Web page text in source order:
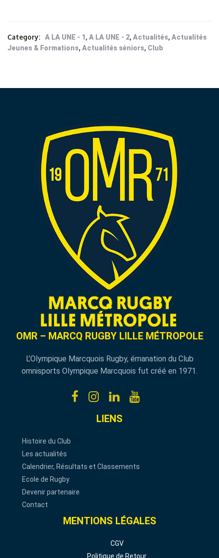
Category: A LA UNE - 1 , A LA UNE - 2, Actualités, Actualités
Jeunes & Formations, Actualités séniors, Club
OMR – MARCQ RUGBY LILLE MÉTROPOLE
L’Olympique Marcquois Rugby, émanation du Club
omnisports Olympique Marcquois fut créé en 1971.
LIENS
Histoire du Club
Les actualités
Calendrier, Résultats et Classements
Ecole de Rugby
Devenir partenaire
Contact
MENTIONS LÉGALES
CGV
Politique de Retour